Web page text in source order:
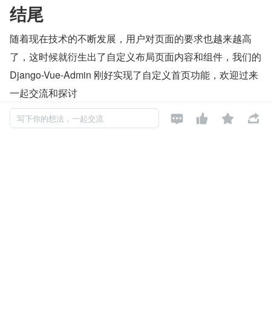
结尾
随着现在技术的不断发展，用户对页面的要求也越来越高
了，这时候就衍生出了自定义布局页面内容和组件，我们的
Django-Vue-Admin 刚好实现了自定义首页功能，欢迎过来
一起交流和探讨
写下你的想法，一起交流    